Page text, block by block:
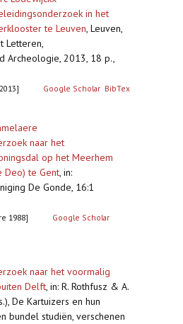
in het
te Leuven, Leuven,
Letteren,
Archeologie, 2013, 18 p.,
Google Scholar BibTex
naar het
op het Meerhem
Deo) te Gent, in:
De Gonde, 16:1
1988]
Google Scholar
naar het voormalig
Delft, in: R. Rothfusz & A.
De Kartuizers en hun
bundel studiën, verschenen